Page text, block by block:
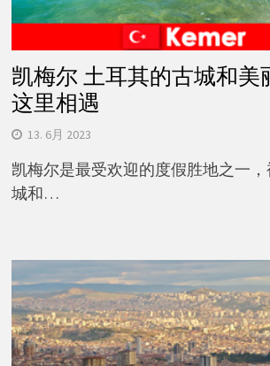
凯梅尔 土耳其的古城和美
这里相遇
13. 6月 2023
凯梅尔是最受欢迎的度假胜地之一
城和…